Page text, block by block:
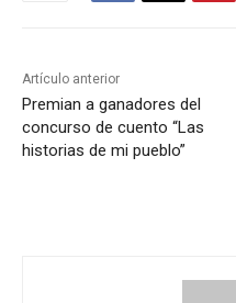
Artículo anterior
Premian a ganadores del
concurso de cuento “Las
historias de mi pueblo”